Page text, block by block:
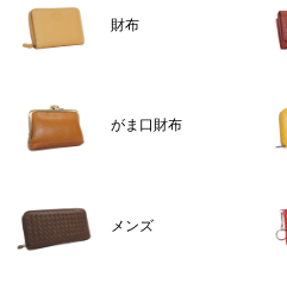
財布
がま口財布
メンズ